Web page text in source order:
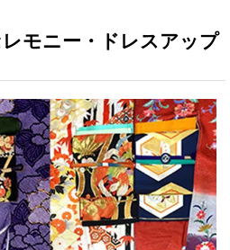
モニー・ドレスアップ